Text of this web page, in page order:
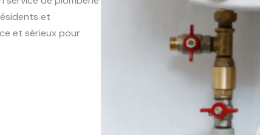
et
et sérieux pour